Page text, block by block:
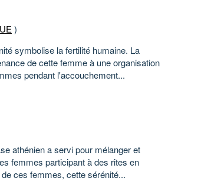
)
symbolise la fertilité humaine. La
de cette femme à une organisation
pendant l'accouchement...
athénien a servi pour mélanger et
femmes participant à des rites en
ces femmes, cette sérénité...